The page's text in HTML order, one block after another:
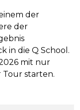
der
der
in die Q School.
mit nur
Tour starten.